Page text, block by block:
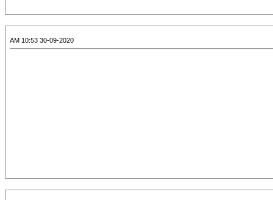
30-09-2020 10:53 AM